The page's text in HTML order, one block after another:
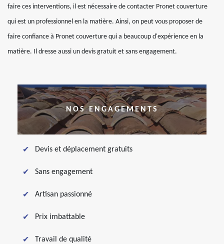
faire ces interventions, il est nécessaire de contacter Pronet couverture
qui est un professionnel en la matière. Ainsi, on peut vous proposer de
faire confiance à Pronet couverture qui a beaucoup d'expérience en la
matière. Il dresse aussi un devis gratuit et sans engagement.
NOS ENGAGEMENTS
Devis et déplacement gratuits
Sans engagement
Artisan passionné
Prix imbattable
Travail de qualité